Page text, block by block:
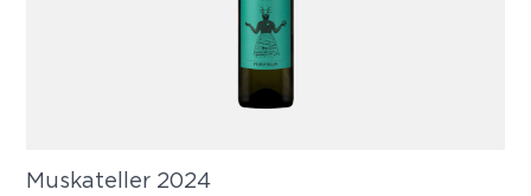
Muskateller 2024